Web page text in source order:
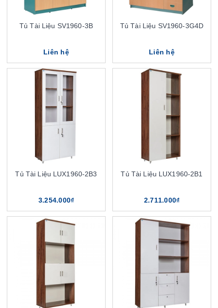
Tủ Tài Liệu SV1960-3B
Liên hệ
Tủ Tài Liệu SV1960-3G4D
Liên hệ
Tủ Tài Liệu LUX1960-2B3
3.254.000₫
Tủ Tài Liệu LUX1960-2B1
2.711.000₫